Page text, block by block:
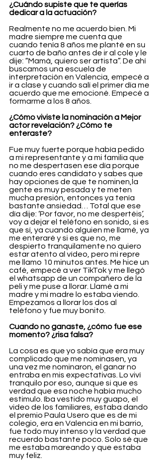
¿Cuándo supiste que te querías
dedicar a la actuación?
Realmente no me acuerdo bien. Mi
madre siempre me cuenta que
cuando tenía 8 años me planté en su
cuarto de baño antes de ir al cole y le
dije: “Mamá, quiero ser artista”. De ahí
buscamos una escuela de
interpretación en Valencia, empecé a
ir a clase y cuando salí el primer día me
acuerdo que me emocioné. Empecé a
formarme a los 8 años.
¿Cómo viviste la nominación a Mejor
actor revelación? ¿Cómo te
enteraste?
Fue muy fuerte porque había pedido
a mi representante y a mi familia que
no me despertasen ese día porque
cuando eres candidato y sabes que
hay opciones de que te nominen,la
gente es muy pesada y te meten
mucha presión, entonces ya tenía
bastante ansiedad… Total que ese
día dije: ‘Por favor, no me despertéis’,
voy a dejar el teléfono en sonido, si es
que sí, ya cuando alguien me llamé, ya
me enteraré y si es que no, me
despierto tranquilamente no quiero
estar atento al vídeo, pero mi repre
me llamo 10 minutos antes. Me hice un
café, empecé a ver TikTok y me llegó
el whatsapp de un compañero de la
peli y me puse a llorar. Llamé a mi
madre y mi madre lo estaba viendo.
Empezamos a llorar los dos al
teléfono y fue muy bonito.
Cuando no ganaste, ¿cómo fue ese
momento? ¿risa falsa?
La cosa es que yo sabía que era muy
complicado que me nominasen, ya
una vez me nominaron, el ganar no
entraba en mis expectativas. Lo viví
tranquilo por eso, aunque si que es
verdad que esa noche había mucho
estimulo. Iba vestido muy guapo, el
video de los familiares, estaba dando
el premio Paula Usero que es de mi
colegio, era en Valencia en mi barrio,
fue todo muy intenso y la verdad que
recuerdo bastante poco. Solo sé que
me estaba mareando y que estaba
muy feliz.